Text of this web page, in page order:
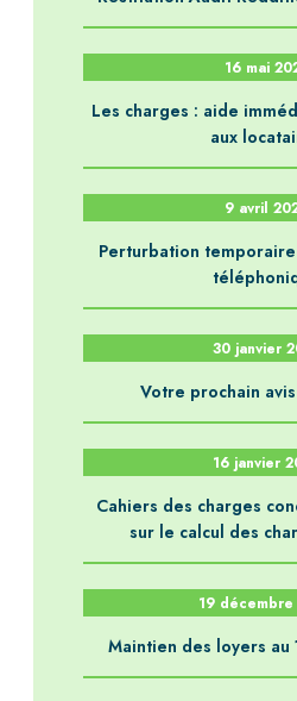
16 mai
Les charges : aide
aux
9 avril
Perturbation
30 janvier
Votre prochain avis
16 janvier
Cahiers des charges
sur le calcul des
19
Maintien des loyers au